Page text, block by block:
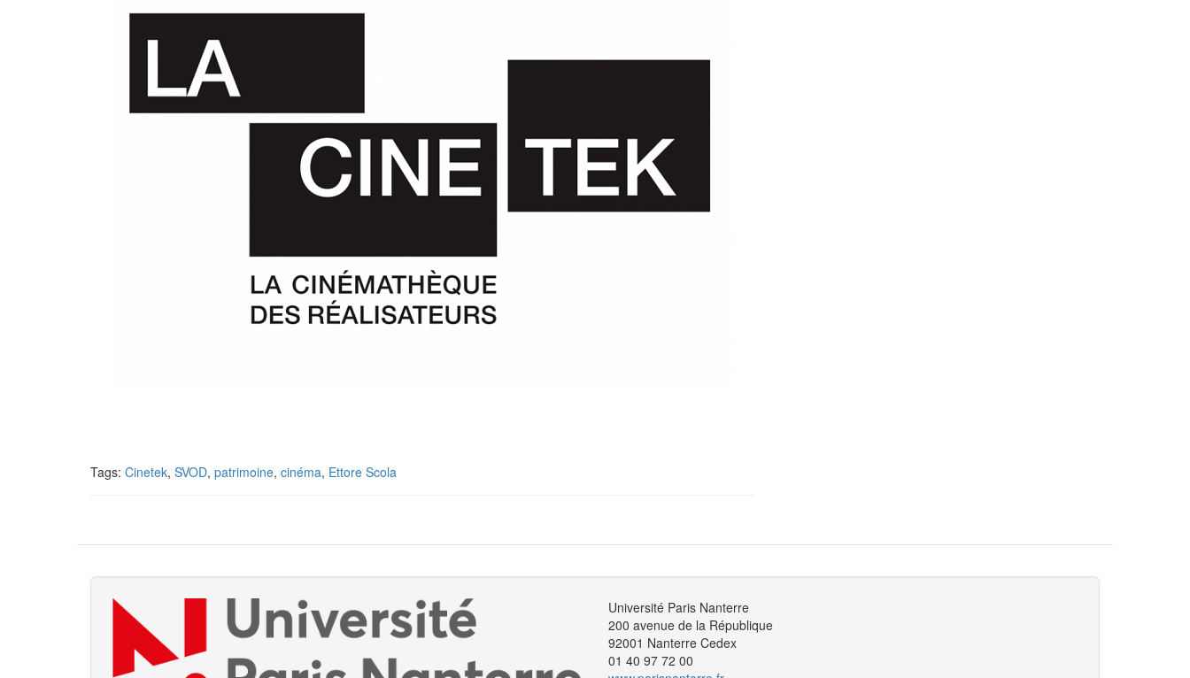
Tags: Cinetek, SVOD, patrimoine, cinéma, Ettore Scola
Université Paris Nanterre
200 avenue de la République
92001 Nanterre Cedex
01 40 97 72 00